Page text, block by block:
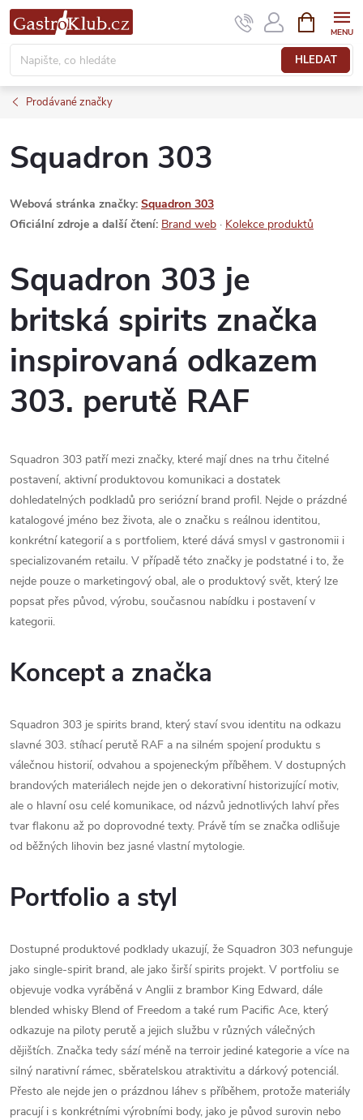
Přejít
na
obsah
HLEDAT
NÁKUPNÍ
KOŠÍK
Prodávané značky
Squadron 303
Webová stránka značky: Squadron 303
Oficiální zdroje a další čtení: Brand web · Kolekce produktů
Squadron 303 je
britská spirits značka
inspirovaná odkazem
303. perutě RAF
Squadron 303 patří mezi značky, které mají dnes na trhu čitelné
postavení, aktivní produktovou komunikaci a dostatek
dohledatelných podkladů pro seriózní brand profil. Nejde o prázdné
katalogové jméno bez života, ale o značku s reálnou identitou,
konkrétní kategorií a s portfoliem, které dává smysl v gastronomii i
specializovaném retailu. V případě této značky je podstatné i to, že
nejde pouze o marketingový obal, ale o produktový svět, který lze
popsat přes původ, výrobu, současnou nabídku i postavení v
kategorii.
Koncept a značka
Squadron 303 je spirits brand, který staví svou identitu na odkazu
slavné 303. stíhací perutě RAF a na silném spojení produktu s
válečnou historií, odvahou a spojeneckým příběhem. V dostupných
brandových materiálech nejde jen o dekorativní historizující motiv,
ale o hlavní osu celé komunikace, od názvů jednotlivých lahví přes
tvar flakonu až po doprovodné texty. Právě tím se značka odlišuje
od běžných lihovin bez jasné vlastní mytologie.
Portfolio a styl
Dostupné produktové podklady ukazují, že Squadron 303 nefunguje
jako single-spirit brand, ale jako širší spirits projekt. V portfoliu se
objevuje vodka vyráběná v Anglii z brambor King Edward, dále
blended whisky Blend of Freedom a také rum Pacific Ace, který
odkazuje na piloty perutě a jejich službu v různých válečných
dějištích. Značka tedy sází méně na terroir jediné kategorie a více na
silný narativní rámec, sběratelskou atraktivitu a dárkový potenciál.
Přesto ale nejde jen o prázdnou láhev s příběhem, protože materiály
pracují i s konkrétními výrobními body, jako je původ surovin nebo